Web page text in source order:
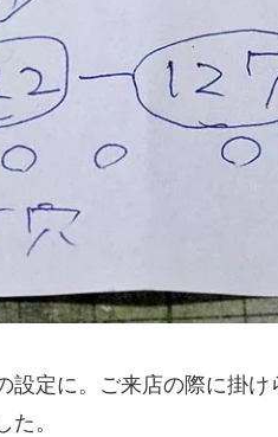
定に。ご来店の際に掛け
。